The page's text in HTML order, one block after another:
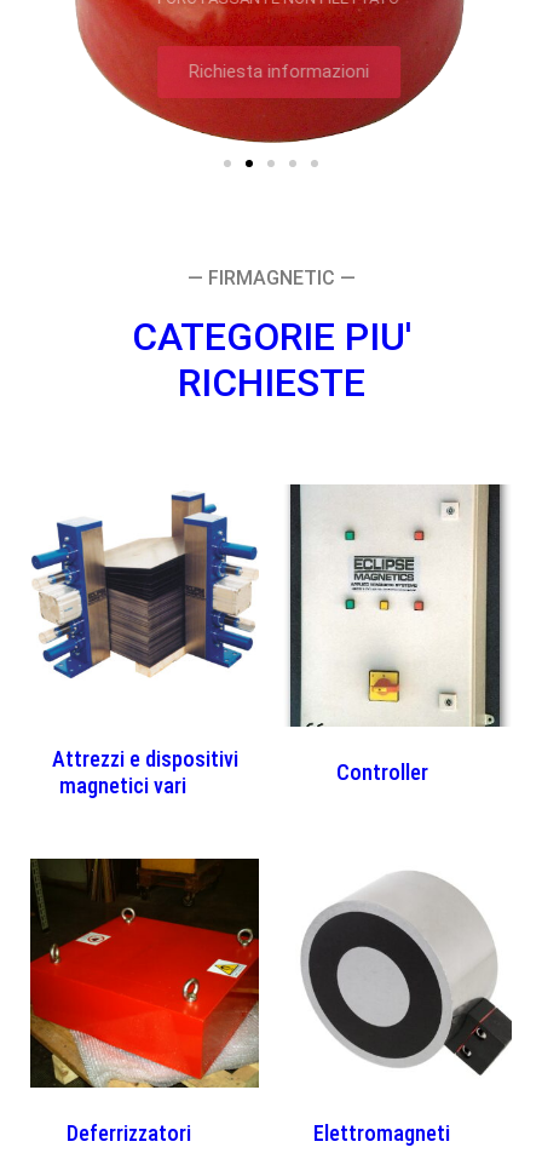
Richiesta informazioni
— FIRMAGNETIC —
CATEGORIE PIU'
RICHIESTE
Attrezzi e dispositivi
magnetici vari
Controller
Deferrizzatori Elettromagneti